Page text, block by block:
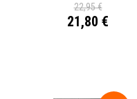
22,95 €
21,80 €